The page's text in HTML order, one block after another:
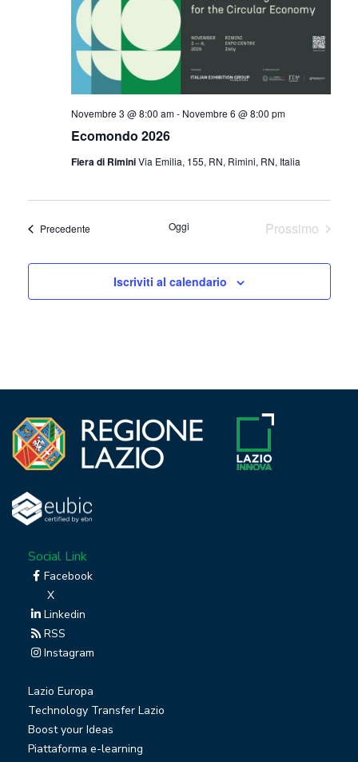
Ecomondo 2026
Novembre 3 @ 8:00 am- Novembre 6 @ 8:00 pm
Fiera di RiminiVia Emilia, 155, RN, Rimini, RN, Italia
PrecedenteEventi Oggi
Prossimo
Iscriviti al calendario
Social Link
Facebook
X
Linkedin
RSS
Instagram
Lazio Europa
Technology Transfer Lazio
Boost your Ideas
Piattaforma e-learning